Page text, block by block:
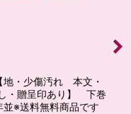
・少傷汚れ 本文・
・贈呈印あり】 下巻
※送料無料商品です